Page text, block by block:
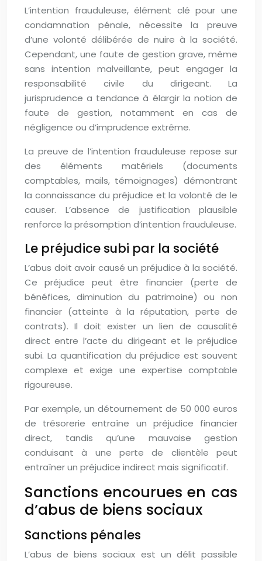
L’intention frauduleuse, élément clé pour une
condamnation pénale, nécessite la preuve
d’une volonté délibérée de nuire à la société.
Cependant, une faute de gestion grave, même
sans intention malveillante, peut engager la
responsabilité civile du dirigeant. La
jurisprudence a tendance à élargir la notion de
faute de gestion, notamment en cas de
négligence ou d’imprudence extrême.
La preuve de l’intention frauduleuse repose sur
des éléments matériels (documents
comptables, mails, témoignages) démontrant
la connaissance du préjudice et la volonté de le
causer. L’absence de justification plausible
renforce la présomption d’intention frauduleuse.
Le préjudice subi par la société
L’abus doit avoir causé un préjudice à la société.
Ce préjudice peut être financier (perte de
bénéfices, diminution du patrimoine) ou non
financier (atteinte à la réputation, perte de
contrats). Il doit exister un lien de causalité
direct entre l’acte du dirigeant et le préjudice
subi. La quantification du préjudice est souvent
complexe et exige une expertise comptable
rigoureuse.
Par exemple, un détournement de 50 000 euros
de trésorerie entraîne un préjudice financier
direct, tandis qu’une mauvaise gestion
conduisant à une perte de clientèle peut
entraîner un préjudice indirect mais significatif.
Sanctions encourues en cas
d’abus de biens sociaux
Sanctions pénales
L’abus de biens sociaux est un délit passible